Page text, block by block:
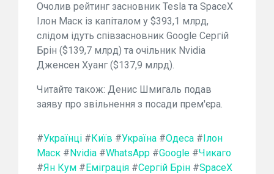
Очолив рейтинг засновник Tesla та SpaceX
Ілон Маск із капіталом у $393,1 млрд,
слідом ідуть співзасновник Google Сергій
Брін ($139,7 млрд) та очільник Nvidia
Дженсен Хуанг ($137,9 млрд).
Читайте також: Денис Шмигаль подав
заяву про звільнення з посади прем'єра.
#Українці #Київ #Україна #Одеса #Ілон
Маск #Nvidia #WhatsApp #Google #Чикаго
#Ян Кум #Еміграція #Сергій Брін #SpaceX